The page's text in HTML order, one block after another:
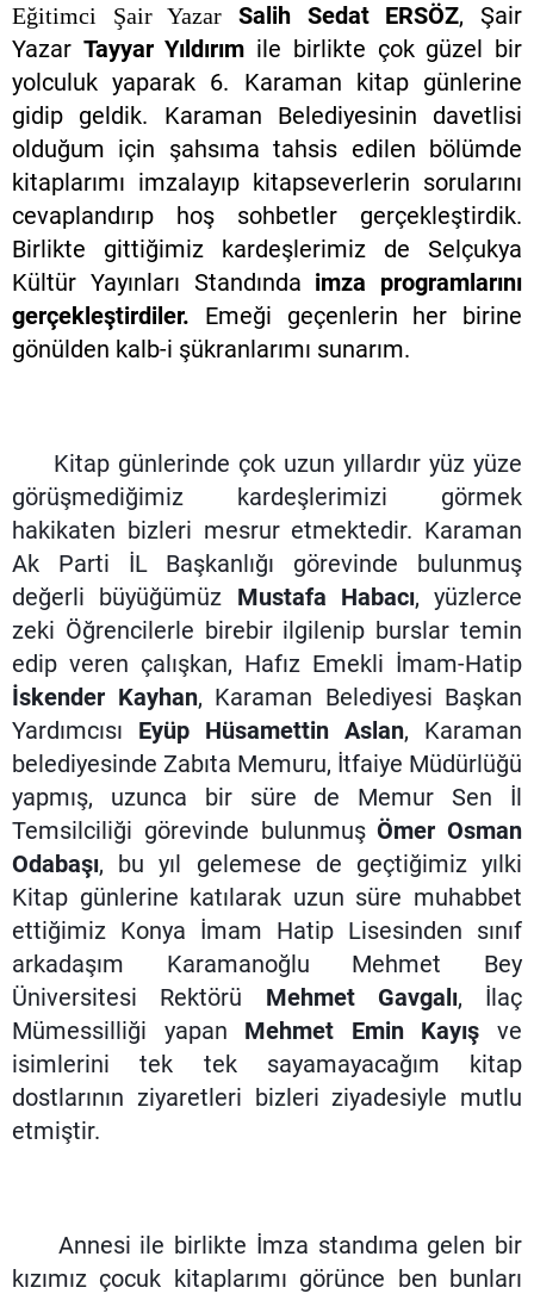
Eğitimci Şair Yazar Salih Sedat ERSÖZ, Şair
Yazar Tayyar Yıldırım ile birlikte çok güzel bir
yolculuk yaparak 6. Karaman kitap günlerine
gidip geldik. Karaman Belediyesinin davetlisi
olduğum için şahsıma tahsis edilen bölümde
kitaplarımı imzalayıp kitapseverlerin sorularını
cevaplandırıp hoş sohbetler gerçekleştirdik.
Birlikte gittiğimiz kardeşlerimiz de Selçukya
Kültür Yayınları Standında imza programlarını
gerçekleştirdiler. Emeği geçenlerin her birine
gönülden kalb-i şükranlarımı sunarım.
Kitap günlerinde çok uzun yıllardır yüz yüze
görüşmediğimiz kardeşlerimizi görmek
hakikaten bizleri mesrur etmektedir. Karaman
Ak Parti İL Başkanlığı görevinde bulunmuş
değerli büyüğümüz Mustafa Habacı, yüzlerce
zeki Öğrencilerle birebir ilgilenip burslar temin
edip veren çalışkan, Hafız Emekli İmam-Hatip
İskender Kayhan, Karaman Belediyesi Başkan
Yardımcısı Eyüp Hüsamettin Aslan, Karaman
belediyesinde Zabıta Memuru, İtfaiye Müdürlüğü
yapmış, uzunca bir süre de Memur Sen İl
Temsilciliği görevinde bulunmuşÖmer Osman
Odabaşı, bu yıl gelemese de geçtiğimiz yılki
Kitap günlerine katılarak uzun süre muhabbet
ettiğimiz Konya İmam Hatip Lisesinden sınıf
arkadaşım Karamanoğlu Mehmet Bey
Üniversitesi Rektörü Mehmet Gavgalı, İlaç
Mümessilliği yapan Mehmet Emin Kayış ve
isimlerini tek tek sayamayacağım kitap
dostlarının ziyaretleri bizleri ziyadesiyle mutlu
etmiştir.
Annesi ile birlikte İmza standıma gelen bir
kızımız çocuk kitaplarımı görünce ben bunları